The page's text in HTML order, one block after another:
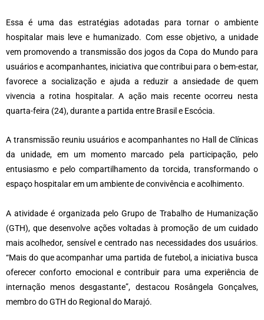
Essa é uma das estratégias adotadas para tornar o ambiente
hospitalar mais leve e humanizado. Com esse objetivo, a unidade
vem promovendo a transmissão dos jogos da Copa do Mundo para
usuários e acompanhantes, iniciativa que contribui para o bem-estar,
favorece a socialização e ajuda a reduzir a ansiedade de quem
vivencia a rotina hospitalar. A ação mais recente ocorreu nesta
quarta-feira (24), durante a partida entre Brasil e Escócia.
A transmissão reuniu usuários e acompanhantes no Hall de Clínicas
da unidade, em um momento marcado pela participação, pelo
entusiasmo e pelo compartilhamento da torcida, transformando o
espaço hospitalar em um ambiente de convivência e acolhimento.
A atividade é organizada pelo Grupo de Trabalho de Humanização
(GTH), que desenvolve ações voltadas à promoção de um cuidado
mais acolhedor, sensível e centrado nas necessidades dos usuários.
“Mais do que acompanhar uma partida de futebol, a iniciativa busca
oferecer conforto emocional e contribuir para uma experiência de
internação menos desgastante”, destacou Rosângela Gonçalves,
membro do GTH do Regional do Marajó.